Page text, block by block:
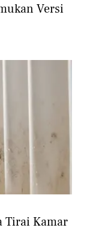
Versi
Tirai Kamar